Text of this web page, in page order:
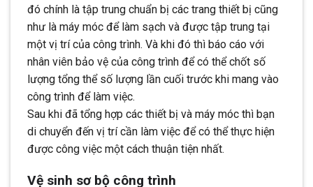
đó chính là tập trung chuẩn bị các trang thiết bị cũng
như là máy móc để làm sạch và được tập trung tại
một vị trí của công trình. Và khi đó thì báo cáo với
nhân viên bảo vệ của công trình để có thể chốt số
lượng tổng thể số lượng lần cuối trước khi mang vào
công trình để làm việc.
Sau khi đã tổng hợp các thiết bị và máy móc thì bạn
di chuyển đến vị trí cần làm việc để có thể thực hiện
được công việc một cách thuận tiện nhất.
Vệ sinh sơ bộ công trình